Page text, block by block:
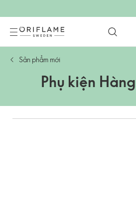
Sản phẩm mới
Phụ kiện